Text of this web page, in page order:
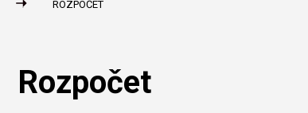
ROZPOČET
Rozpočet